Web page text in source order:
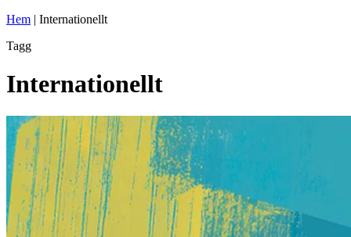
Hem | Internationellt
Tagg
Internationellt